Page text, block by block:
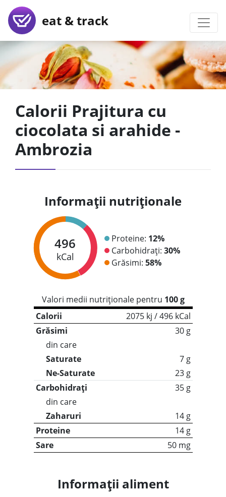
eat & track
Calorii Prajitura cu
ciocolata si arahide -
Ambrozia
Informații nutriționale
496
kCal
Proteine: 12%
Carbohidrați: 30%
Grăsimi: 58%
Valori medii nutriționale pentru 100 g
Calorii
2075 kj / 496 kCal
Grăsimi
30 g
din care
Saturate
7 g
Ne-Saturate
23 g
Carbohidrați
35 g
din care
Zaharuri
14 g
Proteine
14 g
Sare
50 mg
Informații aliment